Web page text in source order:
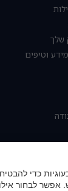
וטיפים
עסקיים
כדי
לבחור אילו